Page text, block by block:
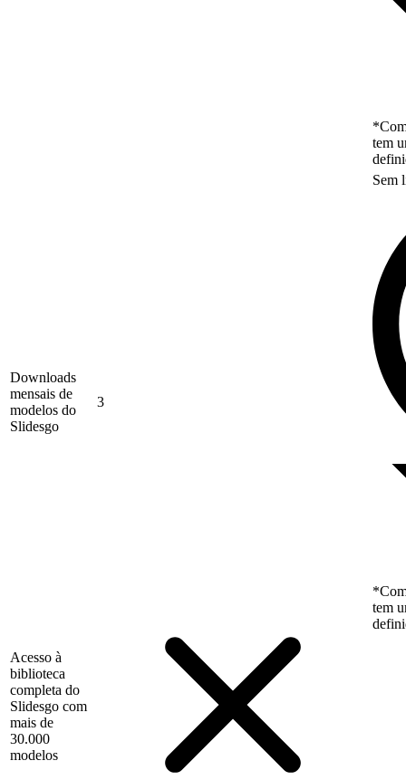
tem
Downloads
mensais de
modelos do
Slidesgo
3
Sem
tem
Acesso à
biblioteca
completa do
Slidesgo com
mais de
30.000
modelos